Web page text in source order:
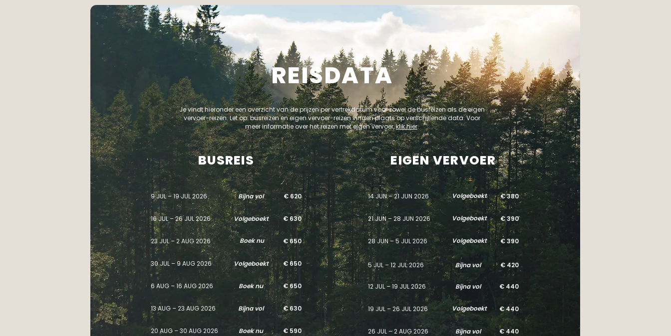
REISDATA
Je vindt hieronder een overzicht van de prijzen per vertrekdatum voor zowel de busreizen als de eigen
vervoer-reizen. Let op: busreizen en eigen vervoer-reizen vinden plaats op verschillende data. Voor
meer informatie over het reizen met eigen vervoer,klik hier.
BUSREIS
9 JUL – 19 JUL 2026 Bijna vol € 620
16 JUL – 26 JUL 2026 Volgeboekt € 630
23 JUL – 2 AUG 2026 € 650
Boek nu
30 JUL – 9 AUG 2026 € 650
Volgeboekt
6 AUG – 16 AUG 2026 Boek nu € 650
13 AUG – 23 AUG 2026 Bijna vol € 630
20 AUG – 30 AUG 2026 Boek nu € 590
EIGEN VERVOER
14 JUN – 21 JUN 2026 € 380
Volgeboekt
21 JUN – 28 JUN 2026 € 390
Volgeboekt
28 JUN – 5 JUL 2026 € 390
Volgeboekt
12 JUL – 19 JUL 2026 Bijna vol € 440
19 JUL – 26 JUL 2026 € 440
Volgeboekt
26 JUL – 2 AUG 2026 Bijna vol € 440
5 JUL – 12 JUL 2026 Bijna vol € 420